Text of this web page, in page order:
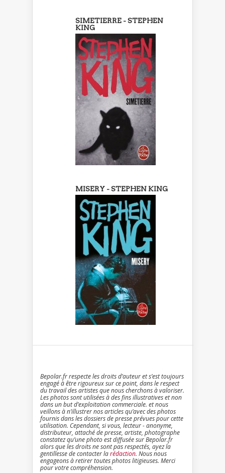
SIMETIERRE - STEPHEN
KING
MISERY - STEPHEN KING
Bepolar.fr respecte les droits d’auteur et s’est toujours
engagé à être rigoureux sur ce point, dans le respect
du travail des artistes que nous cherchons à valoriser.
Les photos sont utilisées à des fins illustratives et non
dans un but d’exploitation commerciale. et nous
veillons à n’illustrer nos articles qu’avec des photos
fournis dans les dossiers de presse prévues pour cette
utilisation. Cependant, si vous, lecteur - anonyme,
distributeur, attaché de presse, artiste, photographe
constatez qu’une photo est diffusée sur Bepolar.fr
alors que les droits ne sont pas respectés, ayez la
gentillesse de contacter larédaction. Nous nous
engageons à retirer toutes photos litigieuses. Merci
pour votre compréhension.